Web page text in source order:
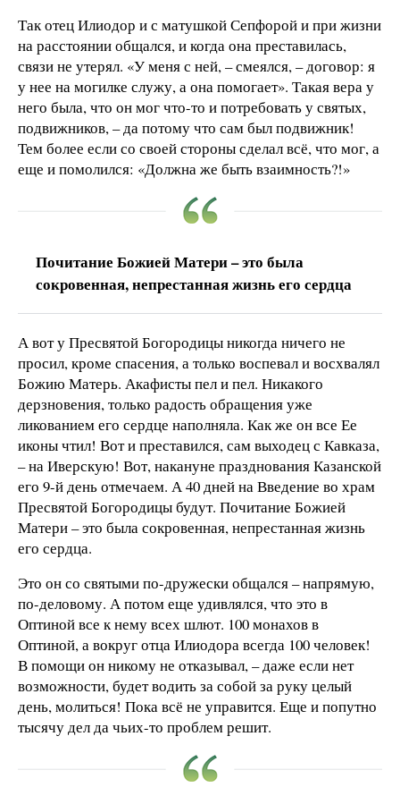
Так отец Илиодор и с матушкой Сепфорой и при жизни
на расстоянии общался, и когда она преставилась,
связи не утерял. «У меня с ней, – смеялся, – договор: я
у нее на могилке служу, а она помогает». Такая вера у
него была, что он мог что-то и потребовать у святых,
подвижников, – да потому что сам был подвижник!
Тем более если со своей стороны сделал всё, что мог, а
еще и помолился: «Должна же быть взаимность?!»
Почитание Божией Матери – это была
сокровенная, непрестанная жизнь его сердца
А вот у Пресвятой Богородицы никогда ничего не
просил, кроме спасения, а только воспевал и восхвалял
Божию Матерь. Акафисты пел и пел. Никакого
дерзновения, только радость обращения уже
ликованием его сердце наполняла. Как же он все Ее
иконы чтил! Вот и преставился, сам выходец с Кавказа,
– на Иверскую! Вот, накануне празднования Казанской
его 9-й день отмечаем. А 40 дней на Введение во храм
Пресвятой Богородицы будут. Почитание Божией
Матери – это была сокровенная, непрестанная жизнь
его сердца.
Это он со святыми по-дружески общался – напрямую,
по-деловому. А потом еще удивлялся, что это в
Оптиной все к нему всех шлют. 100 монахов в
Оптиной, а вокруг отца Илиодора всегда 100 человек!
В помощи он никому не отказывал, – даже если нет
возможности, будет водить за собой за руку целый
день, молиться! Пока всё не управится. Еще и попутно
тысячу дел да чьих-то проблем решит.